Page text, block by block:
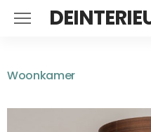
Woonkamer